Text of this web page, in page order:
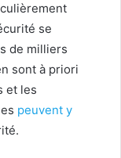
se
de milliers
sont à priori
et les
peuvent y